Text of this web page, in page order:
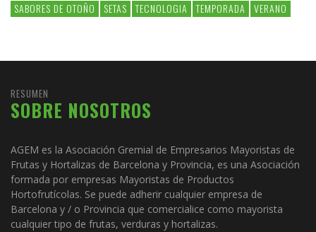
SABORES DE OTOÑO
SETAS TECNOLOGIA TEMPORADA VERANO
RESUMEN
SOBRE NOSOTROS
AGEM es la Asociación Gremial de Empresarios Mayoristas de
Frutas y Hortalizas de Barcelona y Provincia, es una Asociación
formada por empresas Mayoristas de Productos
Hortofrutícolas. Se puede adherir cualquier empresa de
Barcelona y / o Provincia que comercialice como mayorista
cualquier tipo de frutas, verduras y hortalizas.